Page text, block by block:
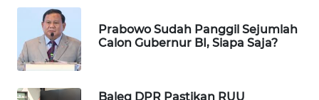
Prabowo Sudah Panggil Sejumlah
Calon Gubernur BI, Siapa Saja?
Baleg DPR Pastikan RUU
WAHANA
OTOMOTIF
WAHANA